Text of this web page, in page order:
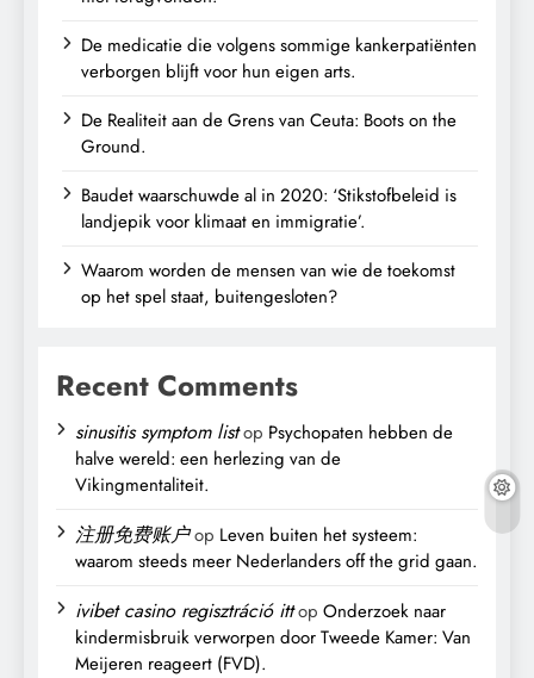
De medicatie die volgens sommige kankerpatiënten
verborgen blijft voor hun eigen arts.
De Realiteit aan de Grens van Ceuta: Boots on the
Ground.
Baudet waarschuwde al in 2020: ‘Stikstofbeleid is
landjepik voor klimaat en immigratie’.
Waarom worden de mensen van wie de toekomst
op het spel staat, buitengesloten?
Recent Comments
sinusitis symptom listop Psychopaten hebben de
halve wereld: een herlezing van de
Vikingmentaliteit.
注册免费账户op Leven buiten het systeem:
waarom steeds meer Nederlanders off the grid gaan.
ivibet casino regisztráció ittop Onderzoek naar
kindermisbruik verworpen door Tweede Kamer: Van
Meijeren reageert (FVD).